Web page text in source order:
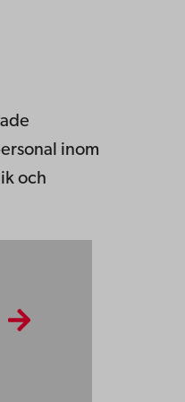
inom
och